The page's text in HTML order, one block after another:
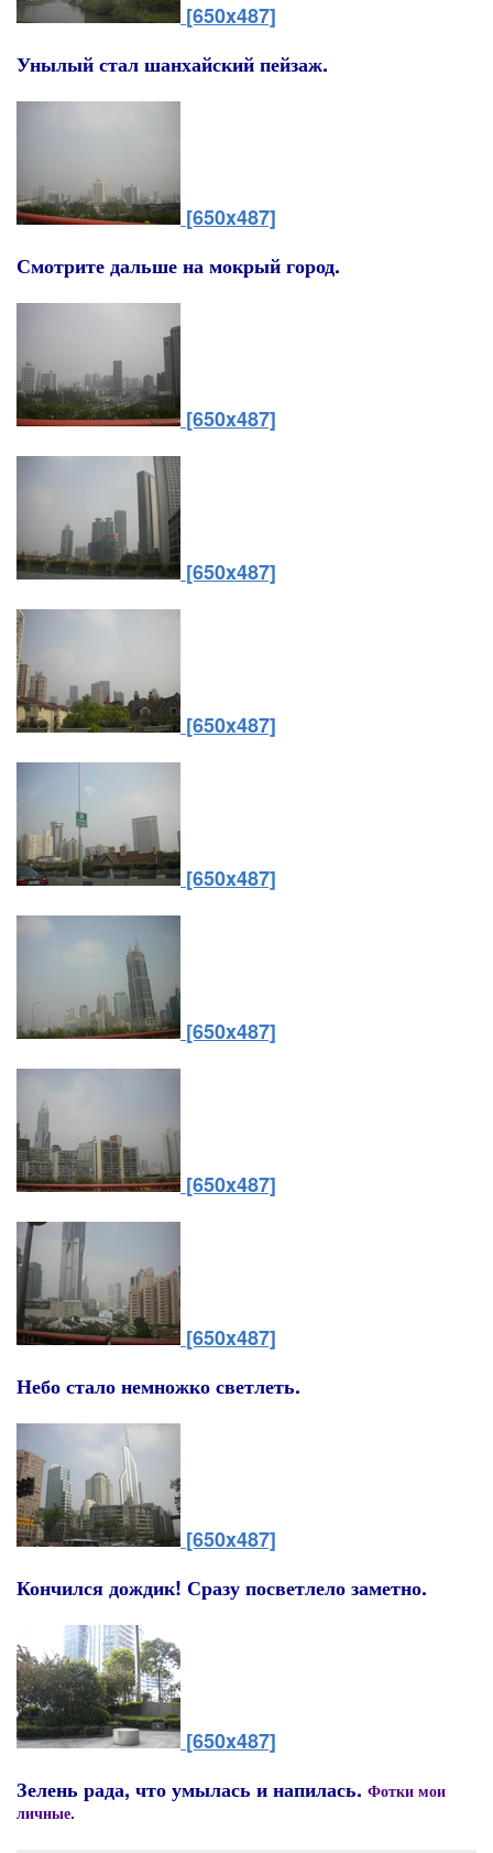
[650x487]
Унылый стал шанхайский пейзаж.
[650x487]
Смотрите дальше на мокрый город.
[650x487]
[650x487]
[650x487]
[650x487]
[650x487]
[650x487]
[650x487]
Небо стало немножко светлеть.
[650x487]
Кончился дождик! Сразу посветлело заметно.
[650x487]
Зелень рада, что умылась и напилась. Фотки мои
личные.